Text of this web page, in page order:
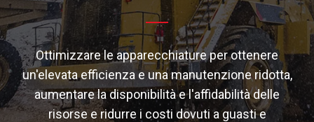
Ottimizzare le apparecchiature per ottenere
un'elevata efficienza e una manutenzione ridotta,
aumentare la disponibilità e l'affidabilità delle
risorse e ridurre i costi dovuti a guasti e